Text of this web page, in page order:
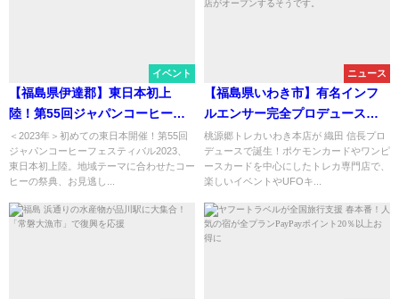
イベント
【福島県伊達郡】東日本初上
陸！第55回ジャパンコーヒーフ
ェスティバル2023 in 川俣町
＜2023年＞初めての東日本開催！第55回
ジャパンコーヒーフェスティバル2023、
東日本初上陸。地域テーマに合わせたコー
ヒーの祭典、お見逃し...
ニュース
【福島県いわき市】有名インフ
ルエンサー完全プロデュース
店 桃源郷トレカ いわき本店が
オープンするそうです。
桃源郷トレカいわき本店が 織田 信長プロ
デュースで誕生！ポケモンカードやワンピ
ースカードを中心にしたトレカ専門店で、
楽しいイベントやUFOキ...